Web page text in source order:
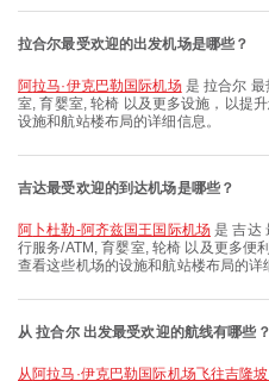
拉合尔最受欢迎的出发机场是哪些？
阿拉马·伊克巴勒国际机场是 拉合尔 最
室, 育婴室, 轮椅 以及更多设施，以提
设施和航站楼布局的详细信息。
吉达最受欢迎的到达机场是哪些？
阿卜杜勒-阿齐兹国王国际机场是 吉达
行服务/ATM, 育婴室, 轮椅 以及更多便
查看这些机场的设施和航站楼布局的详
从 拉合尔 出发最受欢迎的航线有哪些？
从阿拉马·伊克巴勒国际机场飞往吉隆